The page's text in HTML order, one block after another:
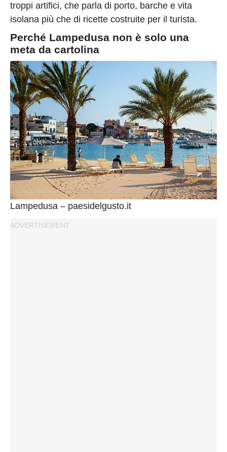
troppi artifici, che parla di porto, barche e vita
isolana più che di ricette costruite per il turista.
Perché Lampedusa non è solo una
meta da cartolina
Lampedusa – paesidelgusto.it